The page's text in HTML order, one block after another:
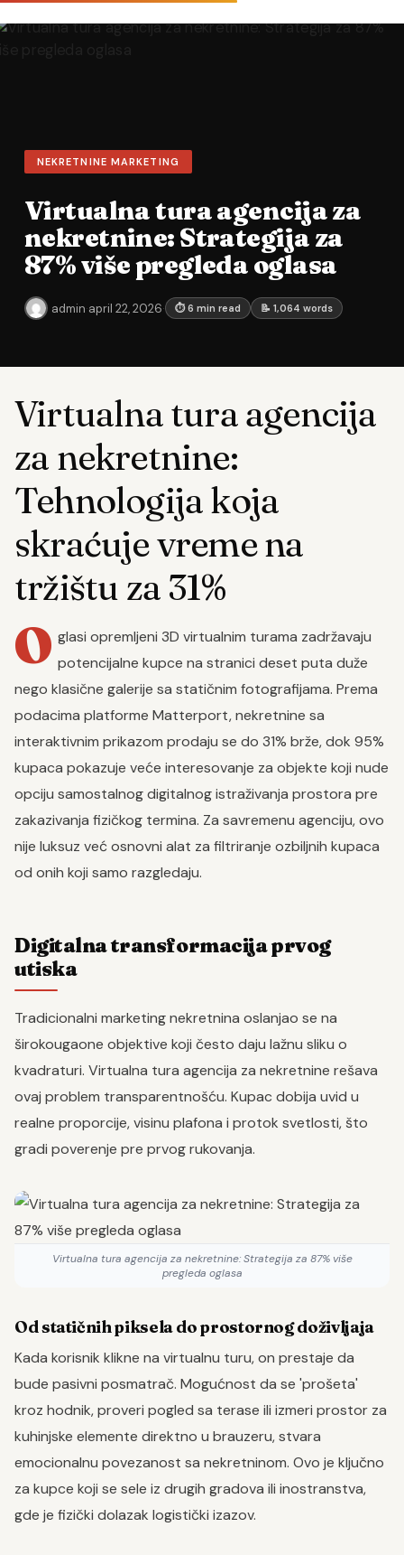
NEKRETNINE MARKETING
Virtualna tura agencija za
nekretnine: Strategija za
87% više pregleda oglasa
admin·april 22, 2026· ⏱ 6 min read 📝 1,064 words
Virtualna tura agencija
za nekretnine:
Tehnologija koja
skraćuje vreme na
tržištu za 31%
O glasi opremljeni 3D virtualnim turama zadržavaju
potencijalne kupce na stranici deset puta duže
nego klasične galerije sa statičnim fotografijama. Prema
podacima platforme Matterport, nekretnine sa
interaktivnim prikazom prodaju se do 31% brže, dok 95%
kupaca pokazuje veće interesovanje za objekte koji nude
opciju samostalnog digitalnog istraživanja prostora pre
zakazivanja fizičkog termina. Za savremenu agenciju, ovo
nije luksuz već osnovni alat za filtriranje ozbiljnih kupaca
od onih koji samo razgledaju.
Digitalna transformacija prvog
utiska
Tradicionalni marketing nekretnina oslanjao se na
širokougaone objektive koji često daju lažnu sliku o
kvadraturi. Virtualna tura agencija za nekretnine rešava
ovaj problem transparentnošću. Kupac dobija uvid u
realne proporcije, visinu plafona i protok svetlosti, što
gradi poverenje pre prvog rukovanja.
Virtualna tura agencija za nekretnine: Strategija za 87% više
pregleda oglasa
Od statičnih piksela do prostornog doživljaja
Kada korisnik klikne na virtualnu turu, on prestaje da
bude pasivni posmatrač. Mogućnost da se 'prošeta'
kroz hodnik, proveri pogled sa terase ili izmeri prostor za
kuhinjske elemente direktno u brauzeru, stvara
emocionalnu povezanost sa nekretninom. Ovo je ključno
za kupce koji se sele iz drugih gradova ili inostranstva,
gde je fizički dolazak logistički izazov.